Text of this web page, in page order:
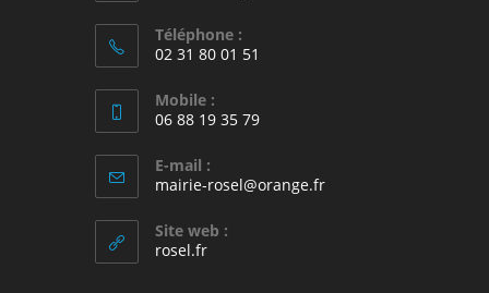
Téléphone :
02 31 80 01 51
Mobile :
06 88 19 35 79
E-mail :
mairie-rosel@orange.frS’ouvre
Site web :
rosel.fr